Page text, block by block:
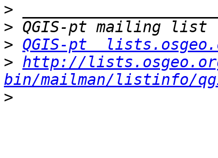
>
>
> QGIS-pt
> http://
bin/mailman/listinfo/
>